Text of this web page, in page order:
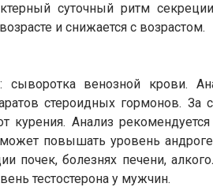
суточный ритм
и снижается с возрастом.
сыворотка венозной крови.
стероидных гормонов. За
курения. Анализ
повышать уровень
почек, болезнях печени,
тестостерона у мужчин.